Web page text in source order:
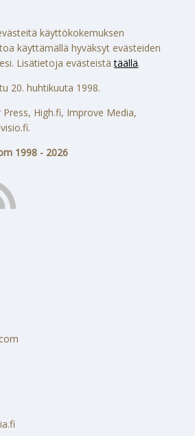
käyttökokemuksen
käyttämällä hyväksyt evästeiden
Lisätietoja evästeistätäällä.
20. huhtikuuta 1998.
High.fi, Improve Media,
1998 - 2026